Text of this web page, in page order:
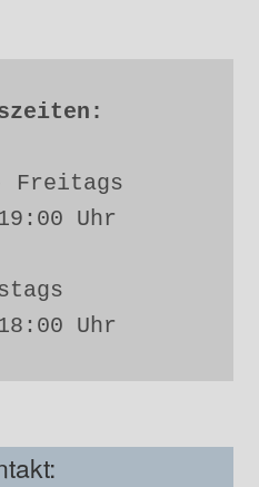
Freitags
Uhr
Uhr